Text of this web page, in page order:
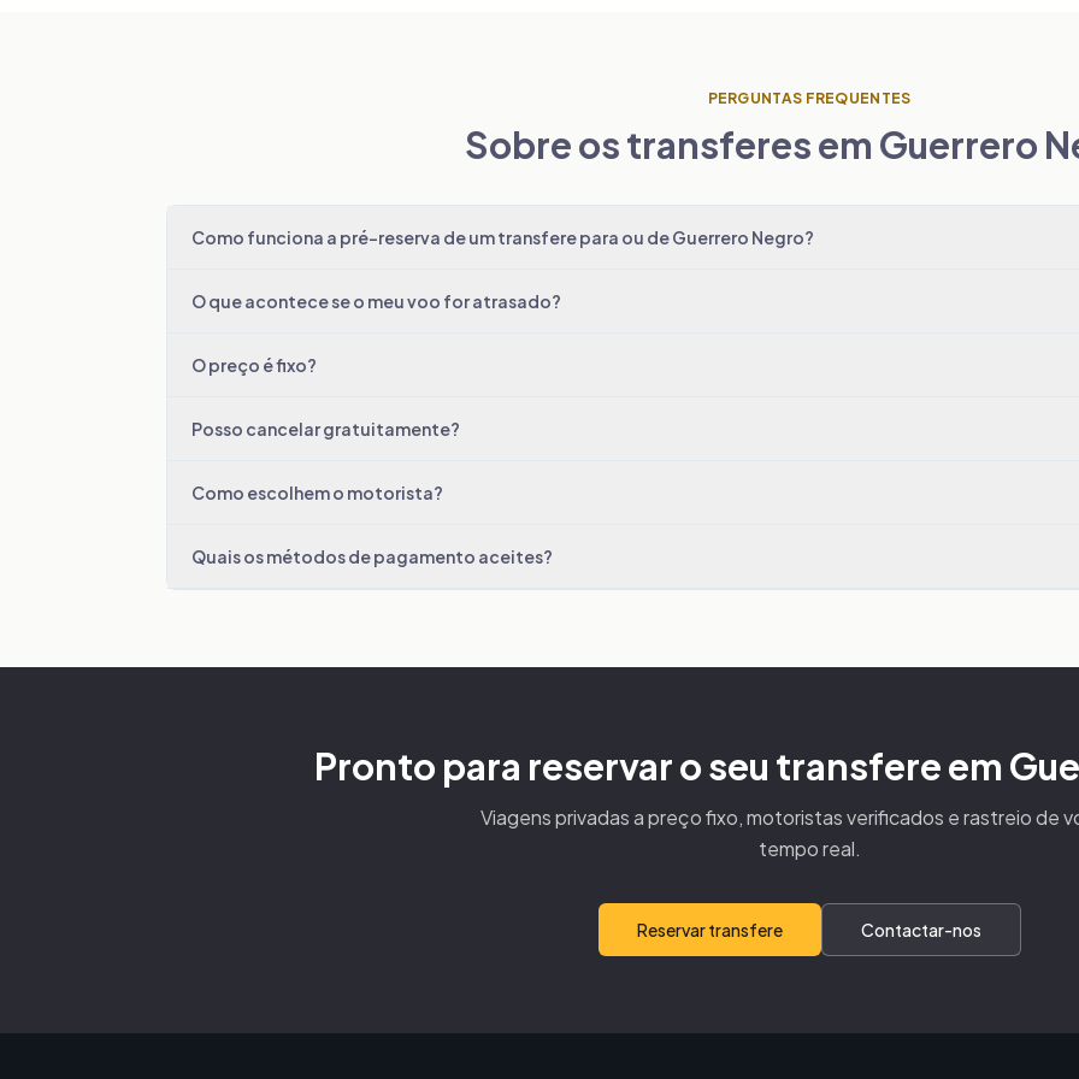
PERGUNTAS FREQUENTES
Sobre os transferes em Guerrero
Como funciona a pré-reserva de um transfere para ou de Guerrero Negro?
O que acontece se o meu voo for atrasado?
O preço é fixo?
Posso cancelar gratuitamente?
Como escolhem o motorista?
Quais os métodos de pagamento aceites?
Pronto para reservar o seu transfere em
Viagens privadas a preço fixo, motoristas verificados e rastreio de
tempo real.
Reservar transfere Contactar-nos